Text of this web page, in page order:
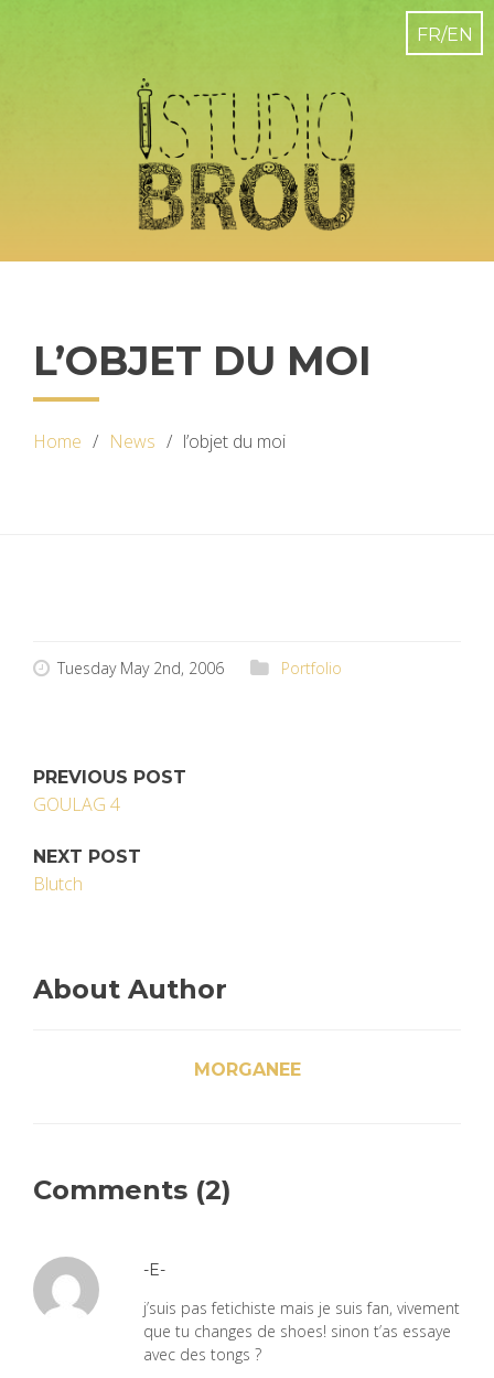
L’OBJET DU MOI
Home News l’objet du moi
Tuesday May 2nd, 2006 Portfolio
PREVIOUS POST
GOULAG 4
NEXT POST
Blutch
About Author
MORGANEE
Comments (2)
-E-
j’suis pas fetichiste mais je suis fan, vivement
que tu changes de shoes! sinon t’as essaye
avec des tongs ?